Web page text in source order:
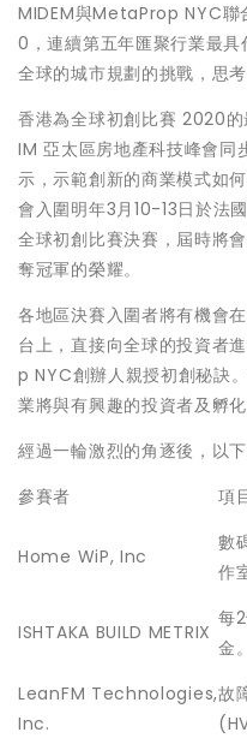
MIDEM與MetaProp NYC聯
0，連續第五年匯聚行業最
全球的城市規劃的挑戰，思
香港為全球初創比賽 2020的
IM 亞太區房地產科技峰會同
示，示範創新的商業模式如
會入圍明年3月10-13日於法
全球初創比賽決賽，屆時將
奪冠軍的榮耀。
各地區決賽入圍者將有機會
台上，直接向全球的投資者
p NYC創辦人親授初創秘訣
業將與有興趣的投資者及孵
經過一輪激烈的角逐後，以
參賽者
項
Home WiP, Inc
數
作
ISHTAKA BUILD METRIX
每
金。
LeanFM Technologies,
Inc.
故